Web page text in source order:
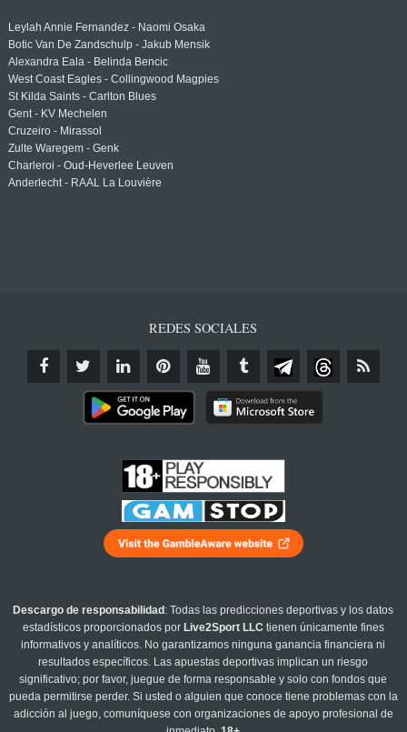
Leylah Annie Fernandez - Naomi Osaka
Botic Van De Zandschulp - Jakub Mensik
Alexandra Eala - Belinda Bencic
West Coast Eagles - Collingwood Magpies
St Kilda Saints - Carlton Blues
Gent - KV Mechelen
Cruzeiro - Mirassol
Zulte Waregem - Genk
Charleroi - Oud-Heverlee Leuven
Anderlecht - RAAL La Louvière
REDES SOCIALES
Descargo de responsabilidad : Todas las predicciones deportivas y los datos
estadísticos proporcionados por Live2Sport LLC tienen únicamente fines
informativos y analíticos. No garantizamos ninguna ganancia financiera ni
resultados específicos. Las apuestas deportivas implican un riesgo
significativo; por favor, juegue de forma responsable y solo con fondos que
pueda permitirse perder. Si usted o alguien que conoce tiene problemas con la
adicción al juego, comuníquese con organizaciones de apoyo profesional de